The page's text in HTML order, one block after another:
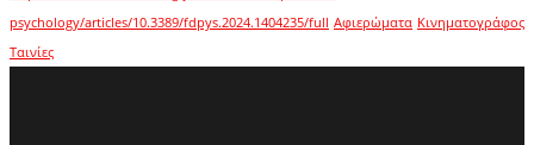
psychology/articles/10.3389/fdpys.2024.1404235/full Αφιερώματα Κινηματογράφος
Ταινίες